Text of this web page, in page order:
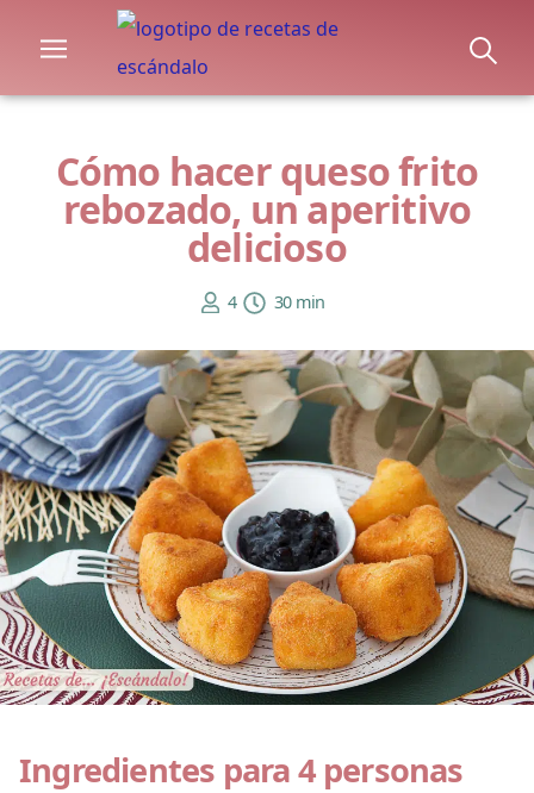
Cómo hacer queso frito
rebozado, un aperitivo
delicioso
4 30 min
Ingredientes para 4 personas